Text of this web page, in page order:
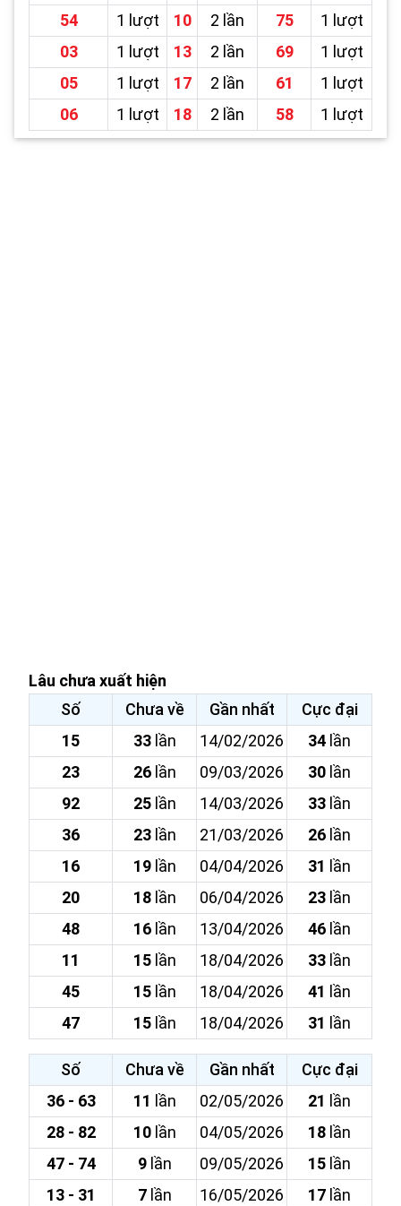
54 1 lượt 10 2 lần 75
1 lượt
03
1 lượt 13 2 lần 69
1 lượt
05
1 lượt 17 2 lần 61
1 lượt
06
1 lượt 18 2 lần 58 1 lượt
Lâu chưa xuất hiện
Số
Chưa về Gần nhất
Cực đại
15
33lần 14/02/2026 34 lần
23
26lần 09/03/2026 30 lần
92
25lần 14/03/2026 33 lần
36
23lần 21/03/2026 26 lần
16
19lần 04/04/2026 31 lần
20
18lần 06/04/2026 23 lần
48
16lần 13/04/2026 46 lần
11
15lần 18/04/2026 33 lần
45
15lần 18/04/2026 41 lần
47
15lần 18/04/2026 31 lần
Số Chưa về Gần nhất
Cực đại
36 - 63
11 lần 02/05/2026 21 lần
28 - 82
10lần 04/05/2026 18 lần
47 - 74
9lần 09/05/2026 15 lần
13 - 31
7lần 16/05/2026 17 lần